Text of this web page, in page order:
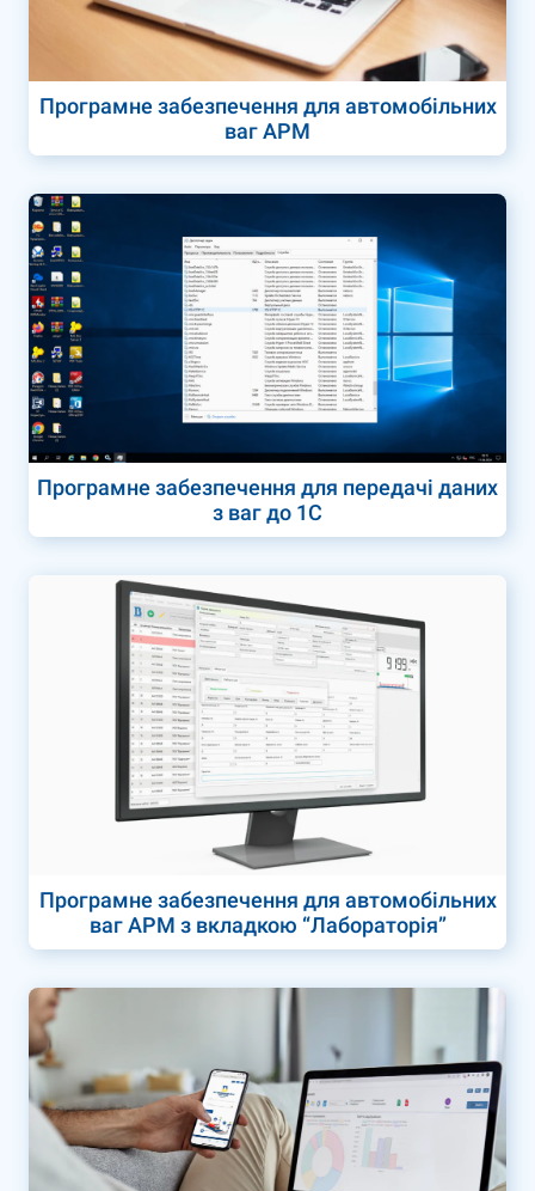
Програмне забезпечення для автомобільних
ваг АРМ
Програмне забезпечення для передачі даних
з ваг до 1С
Програмне забезпечення для автомобільних
ваг АРМ з вкладкою “Лабораторія”